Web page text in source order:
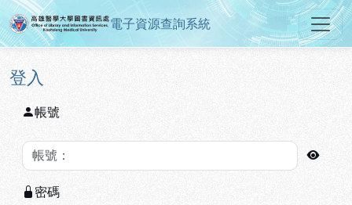
跳到主要內容
:::
高雄醫學大學圖書資訊處電子資
電子資源查詢系統
:::
登入
帳號
密碼